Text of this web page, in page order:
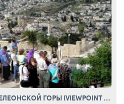
СМОТРОВАЯ ПЛОЩАДКА ЕЛЕОНСКОЙ ГОРЫ (VIEWPOINT OF THE MOUNTAIN OF OLIVES)